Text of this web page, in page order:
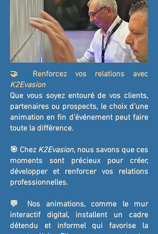
🤝 Renforcez vos relations avec
K2Evasion
Que vous soyez entouré de vos clients,
partenaires ou prospects, le choix d’une
animation en fin d’événement peut faire
toute la différence.
🎯 Chez K2Evasion, nous savons que ces
moments sont précieux pour créer,
développer et renforcer vos relations
professionnelles.
💬 Nos animations, comme le mur
interactif digital, installent un cadre
détendu et informel qui favorise la